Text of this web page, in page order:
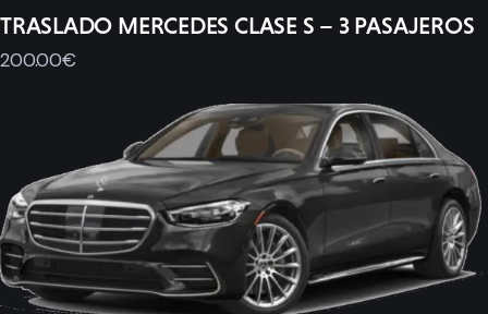
TRASLADO MERCEDES CLASE S – 3 PASAJEROS
200.00€